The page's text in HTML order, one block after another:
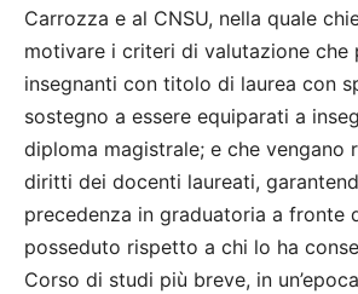
Carrozza e al CNSU, nella quale
motivare i criteri di valutazione che
insegnanti con titolo di laurea con
sostegno a essere equiparati a
diploma magistrale; e che vengano
diritti dei docenti laureati,
precedenza in graduatoria a fronte
posseduto rispetto a chi lo ha
Corso di studi più breve, in